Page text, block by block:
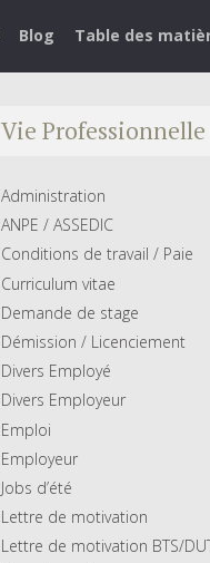
Blog Table des
Vie Professionnelle
Administration
ANPE / ASSEDIC
Conditions de travail / Paie
Curriculum vitae
Demande de stage
Démission / Licenciement
Divers Employé
Divers Employeur
Emploi
Employeur
Jobs d’été
Lettre de motivation
Lettre de motivation BTS/